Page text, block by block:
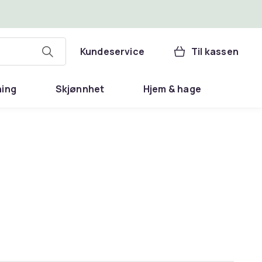
Kundeservice Til kassen
Skjønnhet Hjem & hage